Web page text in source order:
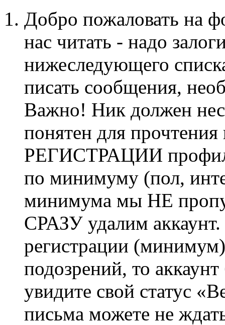
Добро пожаловать на
нас читать - надо
нижеследующего
писать сообщения,
Важно! Ник должен
понятен для
РЕГИСТРАЦИИ профиль
по минимуму (пол,
минимума мы НЕ
СРАЗУ удалим
регистрации
подозрений, то
увидите свой статус
письма можете не